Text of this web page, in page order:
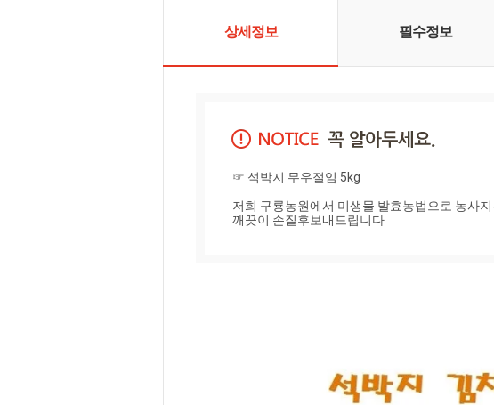
상세정보 필수정보
☞ 석박지 무우절임 5kg
저희 구룡농원에서 미생물 발효농법으로 농사
깨끗이 손질후보내드립니다